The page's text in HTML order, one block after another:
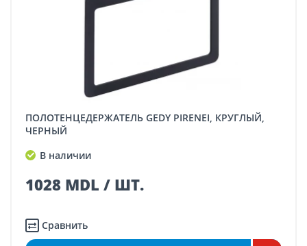
ПОЛОТЕНЦЕДЕРЖАТЕЛЬ GEDY PIRENEI, КРУГЛЫЙ,
ЧЕРНЫЙ
В наличии
1028 MDL / ШТ.
Сравнить